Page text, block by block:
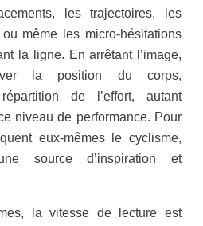
les trajectoires, les
même les micro-hésitations
la ligne. En arrêtant l’image,
la position du corps,
répartition de l’effort, autant
niveau de performance. Pour
eux-mêmes le cyclisme,
source d’inspiration et
la vitesse de lecture est